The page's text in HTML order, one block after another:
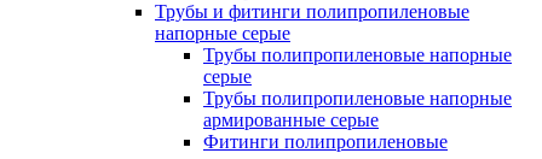
Трубы и фитинги полипропиленовые
напорные серые
Трубы полипропиленовые напорные
серые
Трубы полипропиленовые напорные
армированные серые
Фитинги полипропиленовые